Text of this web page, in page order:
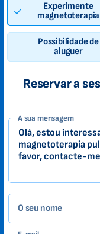
Experimente
magnetoterapia
Possibilidade de
aluguer
Reservar a
1-
PT
Zákazník
A sua mensagem
O seu nome